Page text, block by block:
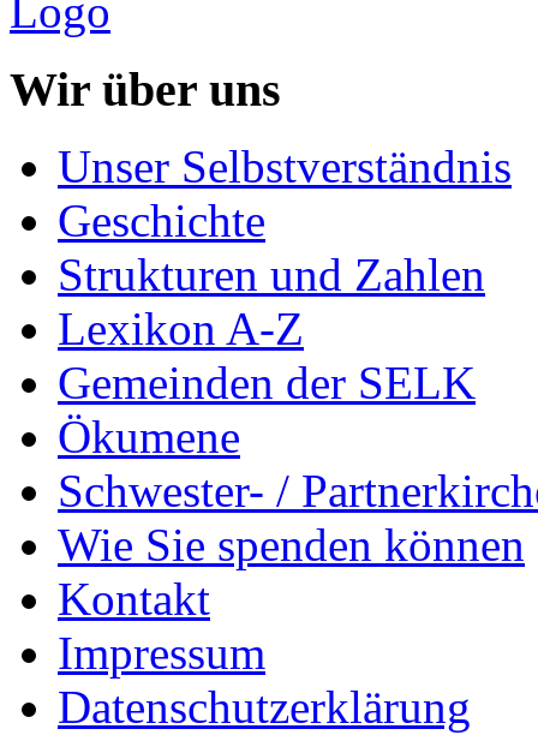
Wir über uns
Unser Selbstverständnis
Geschichte
Strukturen und Zahlen
Lexikon A-Z
Gemeinden der SELK
Ökumene
Schwester- /
Wie Sie spenden können
Kontakt
Impressum
Datenschutzerklärung